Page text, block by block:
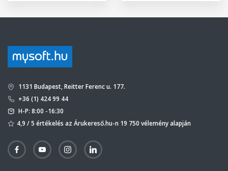
1131 Budapest, Reitter Ferenc u. 177.
+36 (1) 424 99 44
H-P: 8:00 -16:30
4,9 / 5 értékelés az Árukereső.hu-n 19 750 vélemény alapján